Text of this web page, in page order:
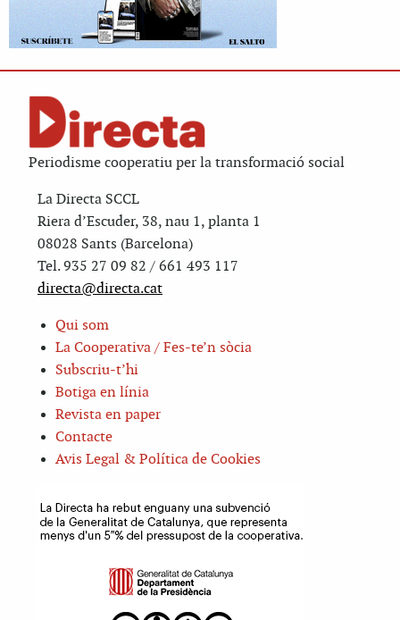
Periodisme cooperatiu per la transformació social
La Directa SCCL
Riera d’Escuder, 38, nau 1, planta 1
08028 Sants (Barcelona)
Tel. 935 27 09 82 / 661 493 117
directa@directa.cat
Qui som
La Cooperativa / Fes-te’n sòcia
Subscriu-t’hi
Botiga en línia
Revista en paper
Contacte
Avis Legal & Política de Cookies